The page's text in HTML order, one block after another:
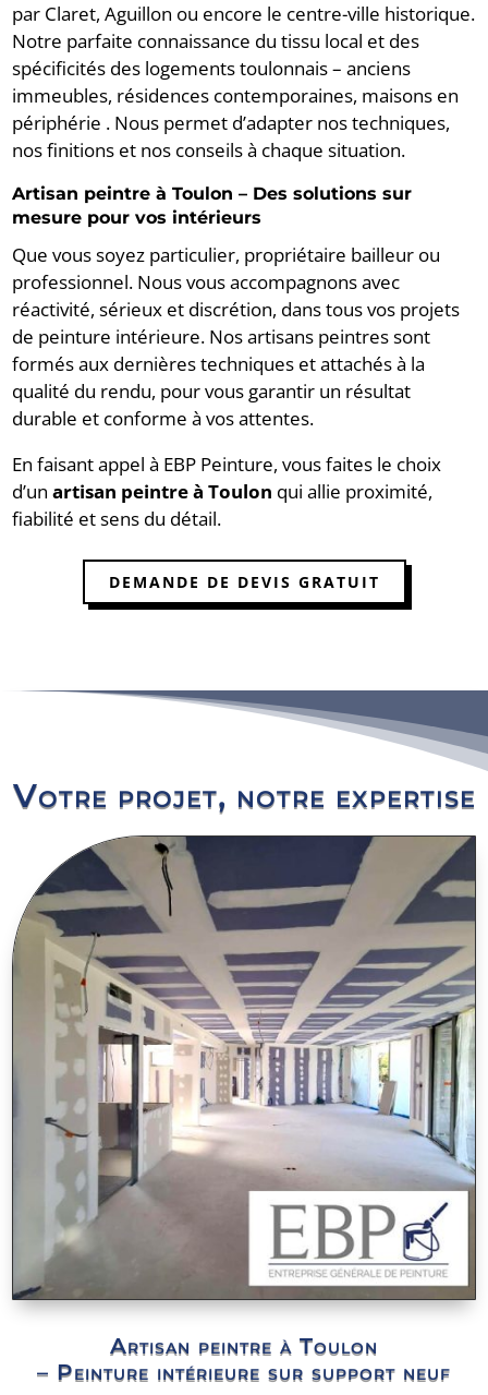
par Claret, Aguillon ou encore le centre-ville historique.
Notre parfaite connaissance du tissu local et des
spécificités des logements toulonnais – anciens
immeubles, résidences contemporaines, maisons en
périphérie . Nous permet d’adapter nos techniques,
nos finitions et nos conseils à chaque situation.
Artisan peintre à Toulon – Des solutions sur
mesure pour vos intérieurs
Que vous soyez particulier, propriétaire bailleur ou
professionnel. Nous vous accompagnons avec
réactivité, sérieux et discrétion, dans tous vos projets
de peinture intérieure. Nos artisans peintres sont
formés aux dernières techniques et attachés à la
qualité du rendu, pour vous garantir un résultat
durable et conforme à vos attentes.
En faisant appel à EBP Peinture, vous faites le choix
d’unartisan peintre à Toulon qui allie proximité,
fiabilité et sens du détail.
DEMANDE DE DEVIS GRATUIT
Votre projet, notre expertise
Artisan peintre à Toulon
– Peinture intérieure sur support neuf